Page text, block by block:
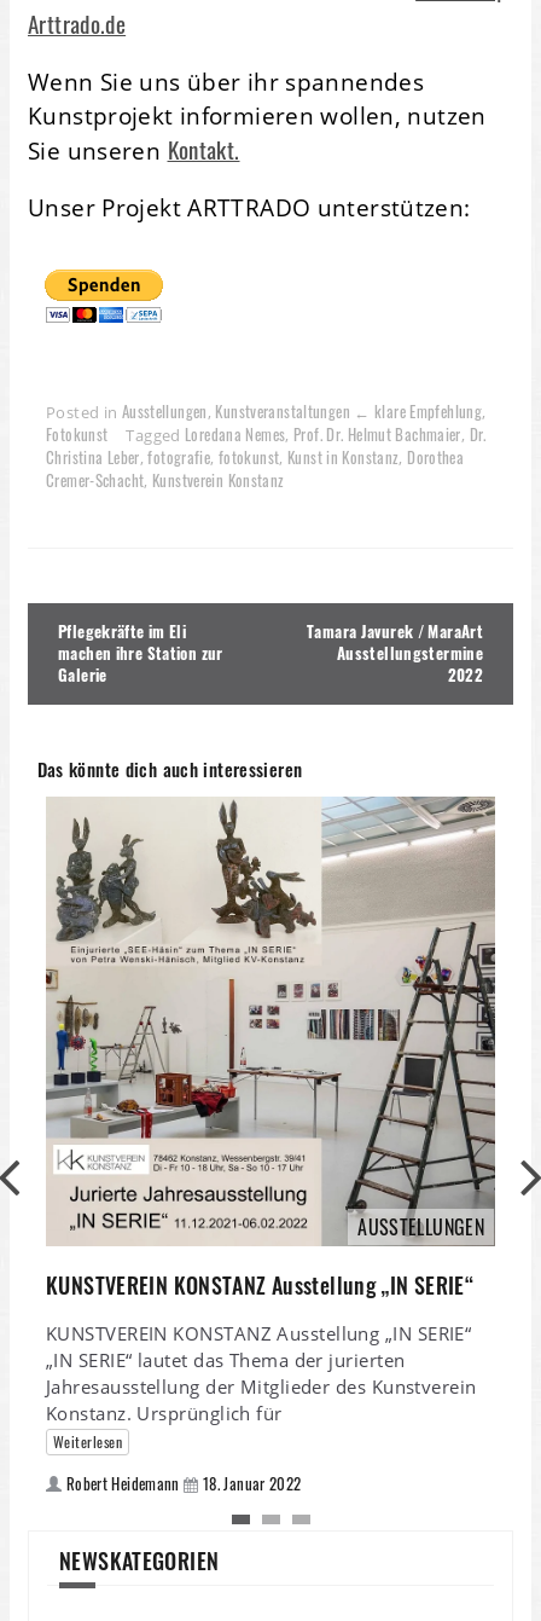
Arttrado.de
Wenn Sie uns über ihr spannendes
Kunstprojekt informieren wollen, nutzen
Sie unseren Kontakt.
Unser Projekt ARTTRADO unterstützen:
Posted in Ausstellungen, Kunstveranstaltungen ← klare Empfehlung,
Fotokunst Tagged Loredana Nemes, Prof. Dr. Helmut Bachmaier, Dr.
Christina Leber,fotografie, fotokunst, Kunst in Konstanz, Dorothea
Cremer-Schacht, Kunstverein Konstanz
Beitragsnavigation
Pflegekräfte im Eli
machen ihre Station zur
Galerie
Tamara Javurek / MaraArt
Ausstellungstermine
2022
Das könnte dich auch interessieren
AUSSTELLUNGEN
KUNSTVEREIN KONSTANZ Ausstellung „IN SERIE“
KUNSTVEREIN KONSTANZ Ausstellung „IN SERIE“
„IN SERIE“ lautet das Thema der jurierten
Jahresausstellung der Mitglieder des Kunstverein
Konstanz. Ursprünglich für
Weiterlesen
Robert Heidemann 18. Januar 2022
NEWSKATEGORIEN